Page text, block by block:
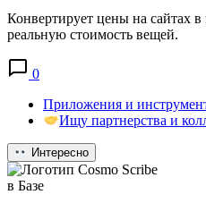
Конвертирует цены на сайтах
реальную стоимость вещей.
0
Приложения и
Ищу партнерства и
Интересно
в Базе